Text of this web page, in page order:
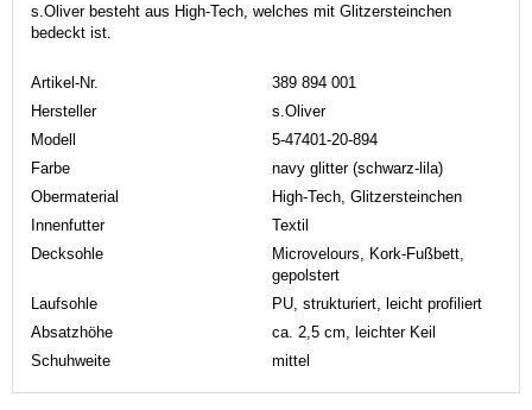
s.Oliver besteht aus High-Tech, welches mit Glitzersteinchen
bedeckt ist.
Artikel-Nr.
389 894 001
Hersteller
s.Oliver
Modell
5-47401-20-894
Farbe
navy glitter (schwarz-lila)
Obermaterial
High-Tech, Glitzersteinchen
Innenfutter
Textil
Decksohle
Microvelours, Kork-Fußbett,
gepolstert
Laufsohle
PU, strukturiert, leicht profiliert
Absatzhöhe
ca. 2,5 cm, leichter Keil
Schuhweite
mittel